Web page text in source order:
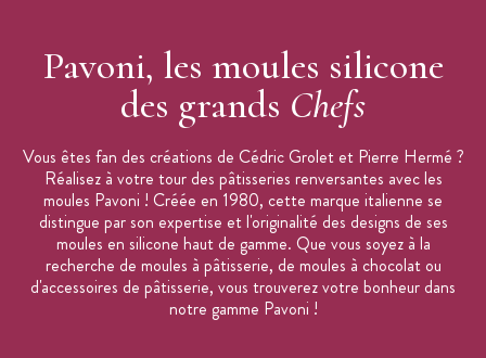
Pavoni, les moules silicone
des grands Chefs
Vous êtes fan des créations de Cédric Grolet et Pierre Hermé ?
Réalisez à votre tour des pâtisseries renversantes avec les
moules Pavoni ! Créée en 1980, cette marque italienne se
distingue par son expertise et l'originalité des designs de ses
moules en silicone haut de gamme. Que vous soyez à la
recherche de moules à pâtisserie, de moules à chocolat ou
d'accessoires de pâtisserie, vous trouverez votre bonheur dans
notre gamme Pavoni !